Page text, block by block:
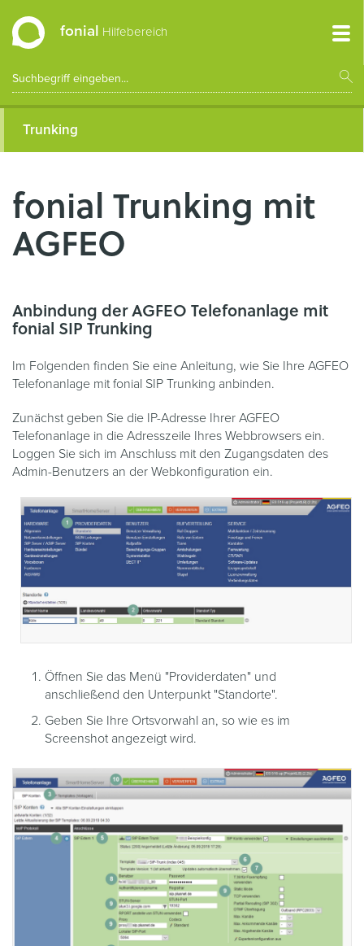
fonial Hilfebereich
Trunking
fonial Trunking mit
AGFEO
Anbindung der AGFEO Telefonanlage mit
fonial SIP Trunking
Im Folgenden finden Sie eine Anleitung, wie Sie Ihre AGFEO
Telefonanlage mit fonial SIP Trunking anbinden.
Zunächst geben Sie die IP-Adresse Ihrer AGFEO
Telefonanlage in die Adresszeile Ihres Webbrowsers ein.
Loggen Sie sich im Anschluss mit den Zugangsdaten des
Admin-Benutzers an der Webkonfiguration ein.
Öffnen Sie das Menü "Providerdaten" und
anschließend den Unterpunkt "Standorte".
Geben Sie Ihre Ortsvorwahl an, so wie es im
Screenshot angezeigt wird.